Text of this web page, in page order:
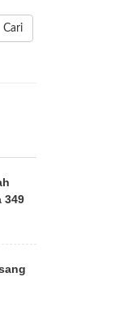
Cari
349